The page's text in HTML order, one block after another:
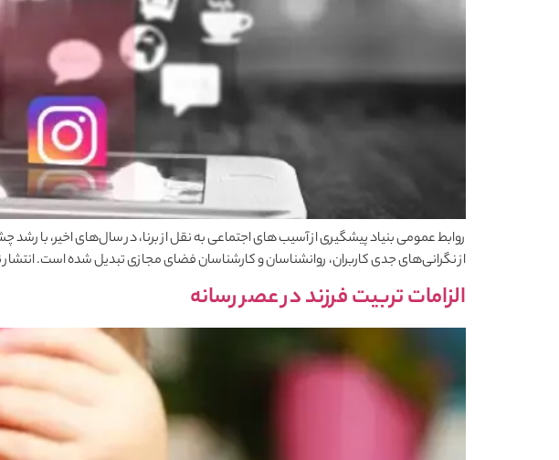
روابط عمومی بنیاد پیشگیری از آسیب های اجتماعی به نقل از برنا، در سال‌های اخیر، با
از نگرانی‌های جدی کاربران، روانشناسان و کارشناسان فضای مجازی تبدیل شده است. انتشار
الزامات تربیت فرزند در عصر رسانه